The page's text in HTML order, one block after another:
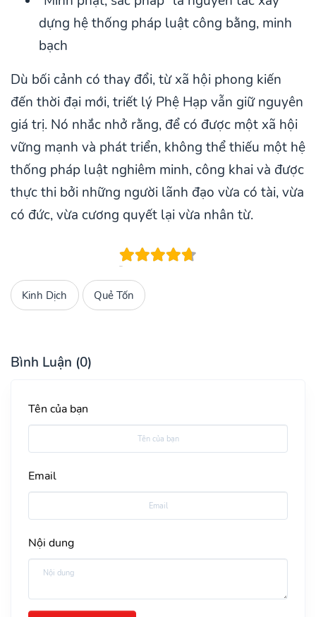
dựng hệ thống pháp luật công bằng, minh
bạch
Dù bối cảnh có thay đổi, từ xã hội phong kiến
đến thời đại mới, triết lý Phệ Hạp vẫn giữ nguyên
giá trị. Nó nhắc nhở rằng, để có được một xã hội
vững mạnh và phát triển, không thể thiếu một hệ
thống pháp luật nghiêm minh, công khai và được
thực thi bởi những người lãnh đạo vừa có tài, vừa
có đức, vừa cương quyết lại vừa nhân từ.
Kinh Dịch Quẻ Tốn
Bình Luận (0)
Tên của bạn
Email
Nội dung